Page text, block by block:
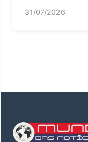
31/07/2026